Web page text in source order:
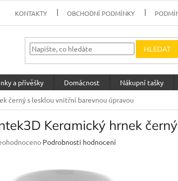
KONTAKTY OBCHODNÍ PODMÍNKY
HLEDAT
a přívěšky Domácnost Nákupní tašky
černý s lesklou vnitřní barevnou úpravou
Keramický hrnek
Podrobnosti hodnocení